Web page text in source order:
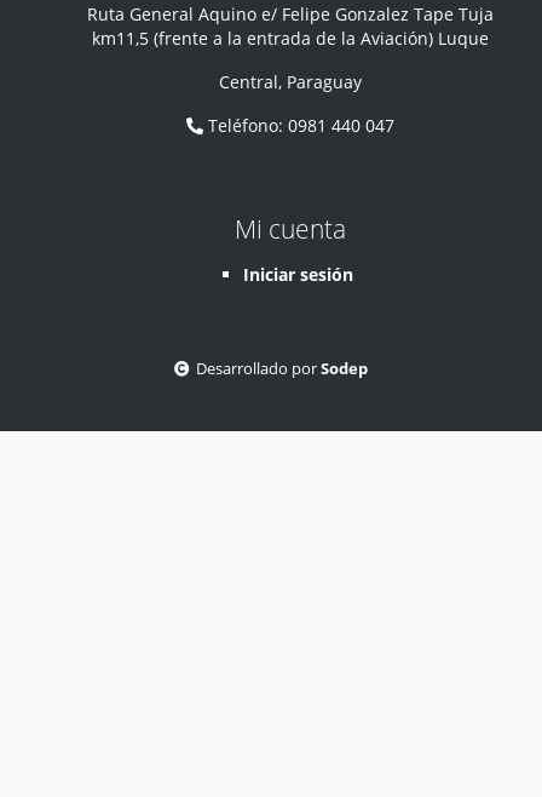
Ruta General Aquino e/ Felipe Gonzalez Tape Tuja
km11,5 (frente a la entrada de la Aviación) Luque
Central, Paraguay
Teléfono:0981 440 047
Mi cuenta
Iniciar sesión
Desarrollado porSodep